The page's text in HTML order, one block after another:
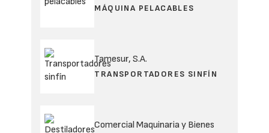
MÁQUINA PELACABLES
Tamesur, S.A.
TRANSPORTADORES SINFÍN
Comercial Maquinaria y Bienes